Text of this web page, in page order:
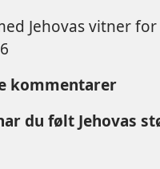
Jehovas vitner
kommentarer
du følt Jehovas